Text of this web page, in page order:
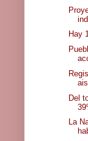
Hay
Del
La